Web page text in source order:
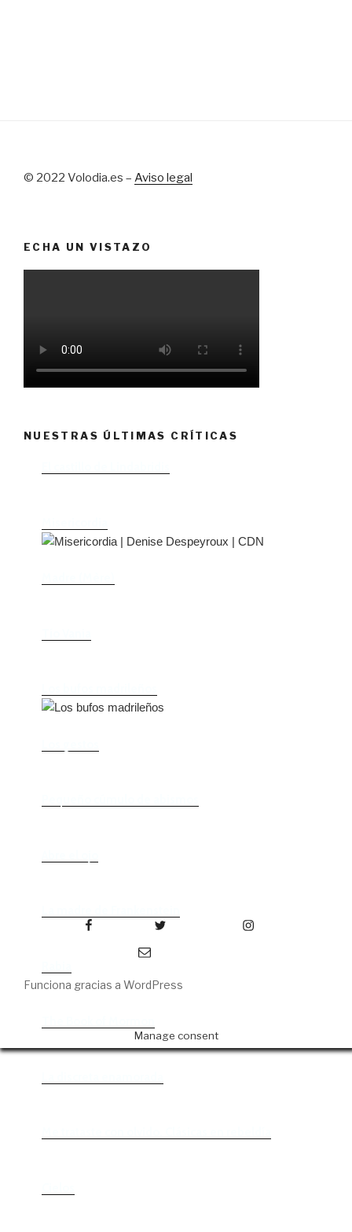
© 2022 Volodia.es – Aviso legal
ECHA UN VISTAZO
NUESTRAS ÚLTIMAS CRÍTICAS
Facebook Twitter
Correo electrónico
Funciona gracias a WordPress
Manage consent